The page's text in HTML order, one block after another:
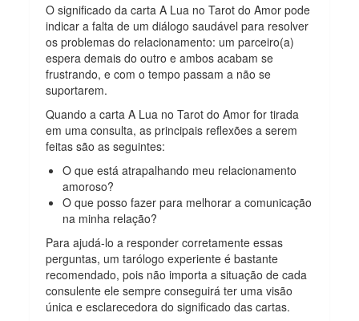
O significado da carta A Lua no Tarot do Amor pode
indicar a falta de um diálogo saudável para resolver
os problemas do relacionamento: um parceiro(a)
espera demais do outro e ambos acabam se
frustrando, e com o tempo passam a não se
suportarem.
Quando a carta A Lua no Tarot do Amor for tirada
em uma consulta, as principais reflexões a serem
feitas são as seguintes:
O que está atrapalhando meu relacionamento
amoroso?
O que posso fazer para melhorar a comunicação
na minha relação?
Para ajudá-lo a responder corretamente essas
perguntas, um tarólogo experiente é bastante
recomendado, pois não importa a situação de cada
consulente ele sempre conseguirá ter uma visão
única e esclarecedora do significado das cartas.